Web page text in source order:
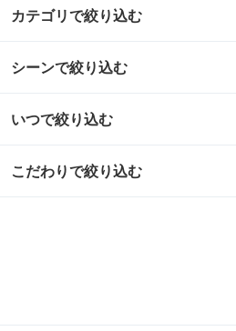
カテゴリで絞り込む
シーンで絞り込む
いつで絞り込む
こだわりで絞り込む